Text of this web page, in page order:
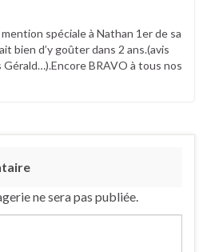
spéciale à Nathan 1er de sa
bien d’y goûter dans 2 ans.(avis
Gérald…).Encore BRAVO à tous nos
ne sera pas publiée.